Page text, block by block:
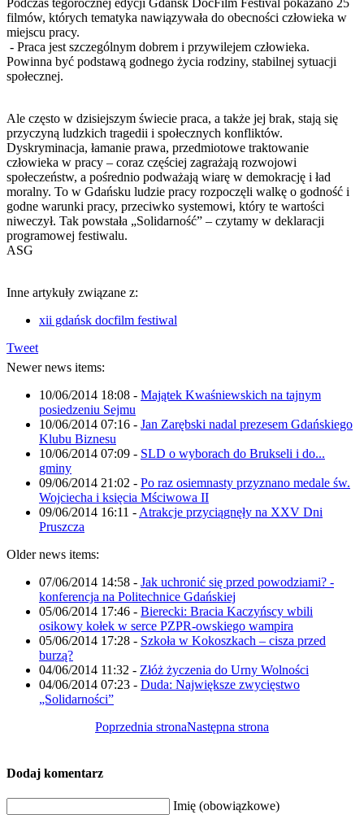
filmów, których tematyka nawiązywała do obecności człowieka w
miejscu pracy.
- Praca jest szczególnym dobrem i przywilejem człowieka.
Powinna być podstawą godnego życia rodziny, stabilnej sytuacji
społecznej.
Ale często w dzisiejszym świecie praca, a także jej brak, stają się
przyczyną ludzkich tragedii i społecznych konfliktów.
Dyskryminacja, łamanie prawa, przedmiotowe traktowanie
człowieka w pracy – coraz częściej zagrażają rozwojowi
społeczeństw, a pośrednio podważają wiarę w demokrację i ład
moralny. To w Gdańsku ludzie pracy rozpoczęli walkę o godność i
godne warunki pracy, przeciwko systemowi, który te wartości
niweczył. Tak powstała „Solidarność” – czytamy w deklaracji
programowej festiwalu.
ASG
Inne artykuły związane z:
xii gdańsk docfilm festiwal
Tweet
Newer news items:
10/06/2014 18:08 - Majątek Kwaśniewskich na tajnym
posiedzeniu Sejmu
10/06/2014 07:16 - Jan Zarębski nadal prezesem Gdańskiego
Klubu Biznesu
10/06/2014 07:09 - SLD o wyborach do Brukseli i do...
gminy
09/06/2014 21:02 - Po raz osiemnasty przyznano medale św.
Wojciecha i księcia Mściwowa II
09/06/2014 16:11 - Atrakcje przyciągnęły na XXV Dni
Pruszcza
Older news items:
07/06/2014 14:58 - Jak uchronić się przed powodziami? -
konferencja na Politechnice Gdańskiej
05/06/2014 17:46 - Bierecki: Bracia Kaczyńscy wbili
osikowy kołek w serce PZPR-owskiego wampira
05/06/2014 17:28 - Szkoła w Kokoszkach – cisza przed
burzą?
04/06/2014 11:32 - Złóż życzenia do Urny Wolności
04/06/2014 07:23 - Duda: Największe zwycięstwo
„Solidarności”
Poprzednia stronaNastępna strona
Dodaj komentarz
Imię (obowiązkowe)